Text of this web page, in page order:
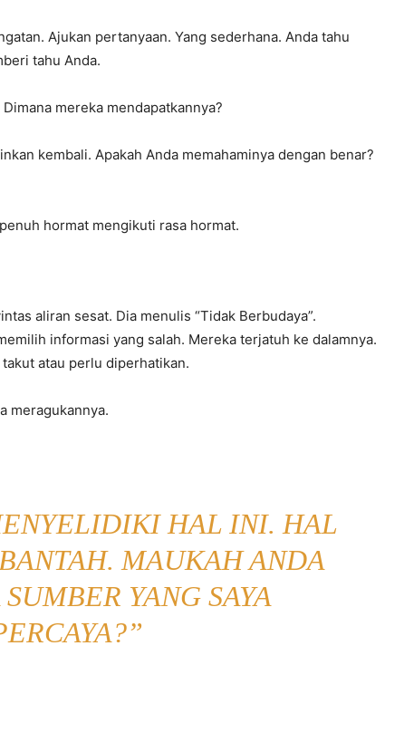
Ajukan pertanyaan. Yang sederhana. Anda tahu
tahu Anda.
mereka mendapatkannya?
kembali. Apakah Anda memahaminya dengan benar?
hormat mengikuti rasa hormat.
aliran sesat. Dia menulis “Tidak Berbudaya”.
informasi yang salah. Mereka terjatuh ke dalamnya.
atau perlu diperhatikan.
meragukannya.
HAL INI. HAL
MAUKAH ANDA
YANG SAYA